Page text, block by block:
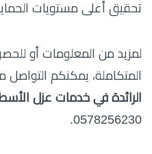
تحقيق أعلى مستويات
لمزيد من المعلومات أو
المتكاملة، يمكنكم التواصل
الرائدة في خدمات عزل
0578256230.